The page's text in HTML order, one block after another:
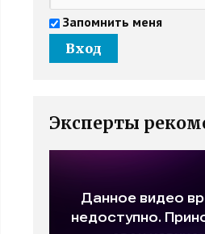
Запомнить меня
Эксперты